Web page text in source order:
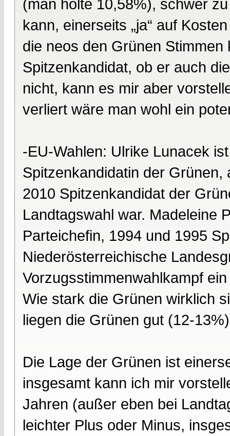
(man holte 10,58%), schwer
kann, einerseits „ja“ auf
die neos den Grünen
Spitzenkandidat, ob er auch
nicht, kann es mir aber
verliert wäre man wohl ein
-EU-Wahlen: Ulrike Lunacek
Spitzenkandidatin der
2010 Spitzenkandidat der
Landtagswahl war. Madeleine
Parteichefin, 1994 und 1995
Niederösterreichische
Vorzugsstimmenwahlkampf
Wie stark die Grünen wirklich
liegen die Grünen gut (12-
Die Lage der Grünen ist
insgesamt kann ich mir
Jahren (außer eben bei
leichter Plus oder Minus,